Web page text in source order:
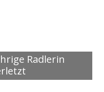
Radlerin